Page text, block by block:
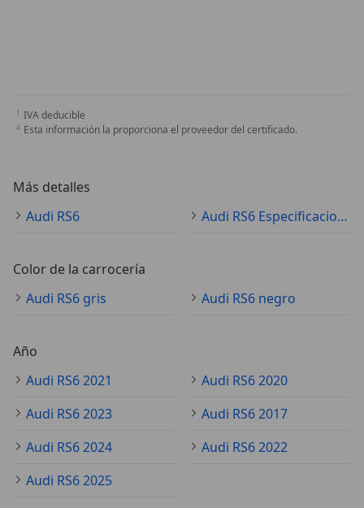
IVA deducible
Esta información la proporciona el proveedor del certificado.
Más detalles
Audi RS6
Audi RS6 Especificaciones técnicas
Color de la carrocería
Audi RS6 gris
Audi RS6 negro
Año
Audi RS6 2021
Audi RS6 2020
Audi RS6 2023
Audi RS6 2017
Audi RS6 2024
Audi RS6 2022
Audi RS6 2025